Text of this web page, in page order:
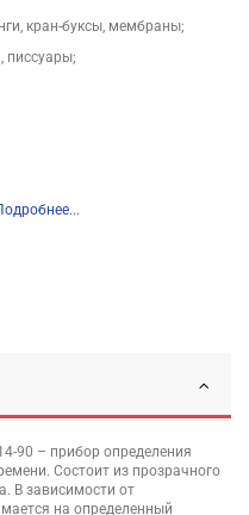
кран-буксы, мембраны;
писсуары;
90 – прибор определения
Состоит из прозрачного
В зависимости от
на определенный